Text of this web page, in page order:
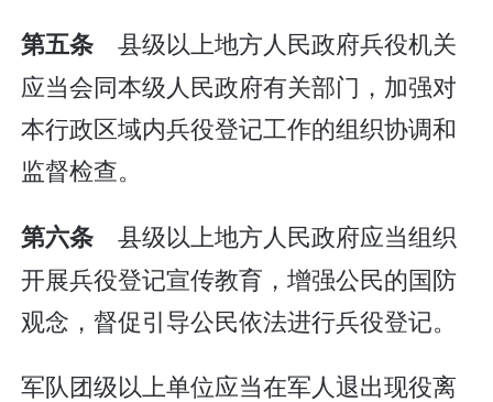
第五条县级以上地方人民政府兵役机关
应当会同本级人民政府有关部门，加强对
本行政区域内兵役登记工作的组织协调和
监督检查。
第六条县级以上地方人民政府应当组织
开展兵役登记宣传教育，增强公民的国防
观念，督促引导公民依法进行兵役登记。
军队团级以上单位应当在军人退出现役离